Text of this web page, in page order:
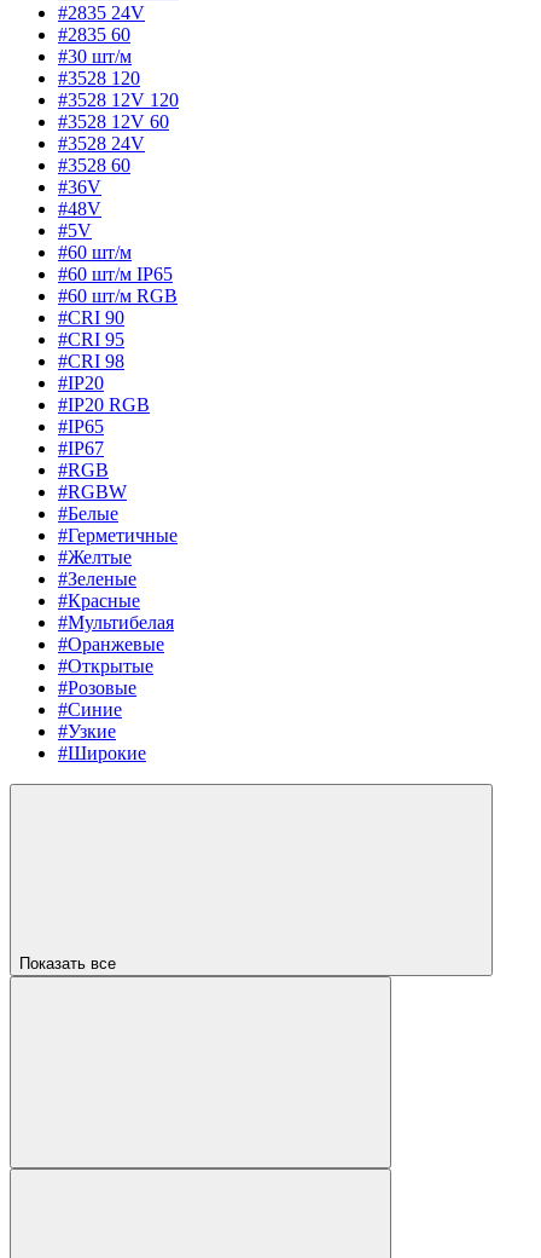
#2835 24V
#2835 60
#30 шт/м
#3528 120
#3528 12V 120
#3528 12V 60
#3528 24V
#3528 60
#36V
#48V
#5V
#60 шт/м
#60 шт/м IP65
#60 шт/м RGB
#CRI 90
#CRI 95
#CRI 98
#IP20
#IP20 RGB
#IP65
#IP67
#RGB
#RGBW
#Белые
#Герметичные
#Желтые
#Зеленые
#Красные
#Мультибелая
#Оранжевые
#Открытые
#Розовые
#Синие
#Узкие
#Широкие
Показать все